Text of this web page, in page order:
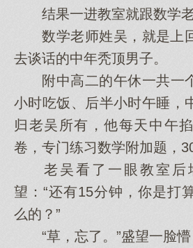
结果一进教室就跟数学老
数学老师姓吴，就是上
去谈话的中年秃顶男子。
附中高二的午休一共一
小时吃饭、后半小时午睡，
归老吴所有，他每天中午
卷，专门练习数学附加题，
老吴看了一眼教室后
望：“还有15分钟，你是打
么的？”
“草，忘了。”盛望一脸懵